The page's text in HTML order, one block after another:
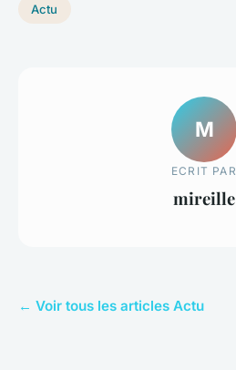
Actu
M
ECRIT PAR
mireille
← Voir tous les articles Actu